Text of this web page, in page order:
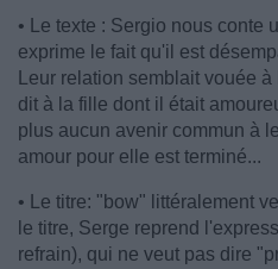
• Le texte : Sergio nous conte
exprime le fait qu'il est
Leur relation semblait vouée
dit à la fille dont il était
plus aucun avenir commun à
amour pour elle est terminé...
• Le titre: "bow" littéralement
le titre, Serge reprend
refrain), qui ne veut pas dire